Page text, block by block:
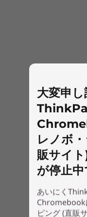
優れたコネクテ
最新のWi-Fi規格
が接続されてい
頼性の高い通信
ポートなど、豊
こでも様々なデ
す。
搭載可能（カスタマ
ポインティング・
TrackPoint＋
本体寸法 (幅×奥行
約
質量(バッテリー
約 1.497kg
バッテリー・パッ
4セル リチウムイオ
大変申し
レノボ
販サイ
が停止中
あいにく
Chromebook
ピング (直販